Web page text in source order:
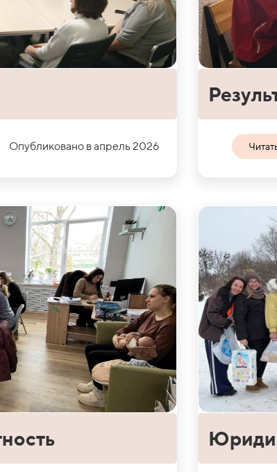
Опубликовано в апрель 2026